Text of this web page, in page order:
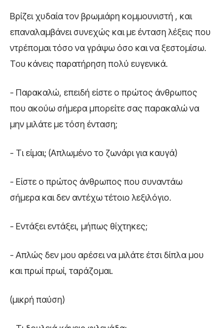
Βρίζει χυδαία τον βρωμιάρη κομμουνιστή , και
επαναλαμβάνει συνεχώς και με ένταση λέξεις που
ντρέπομαι τόσο να γράψω όσο και να ξεστομίσω.
Του κάνεις παρατήρηση πολύ ευγενικά.
- Παρακαλώ, επειδή είστε ο πρώτος άνθρωπος
που ακούω σήμερα μπορείτε σας παρακαλώ να
μην μιλάτε με τόση ένταση;
- Τι είμαι; (Απλωμένο το ζωνάρι για καυγά)
- Είστε ο πρώτος άνθρωπος που συναντάω
σήμερα και δεν αντέχω τέτοιο λεξιλόγιο.
- Εντάξει εντάξει, μήπως θίχτηκες;
- Απλώς δεν μου αρέσει να μιλάτε έτσι δίπλα μου
και πρωί πρωί, ταράζομαι.
(μικρή παύση)